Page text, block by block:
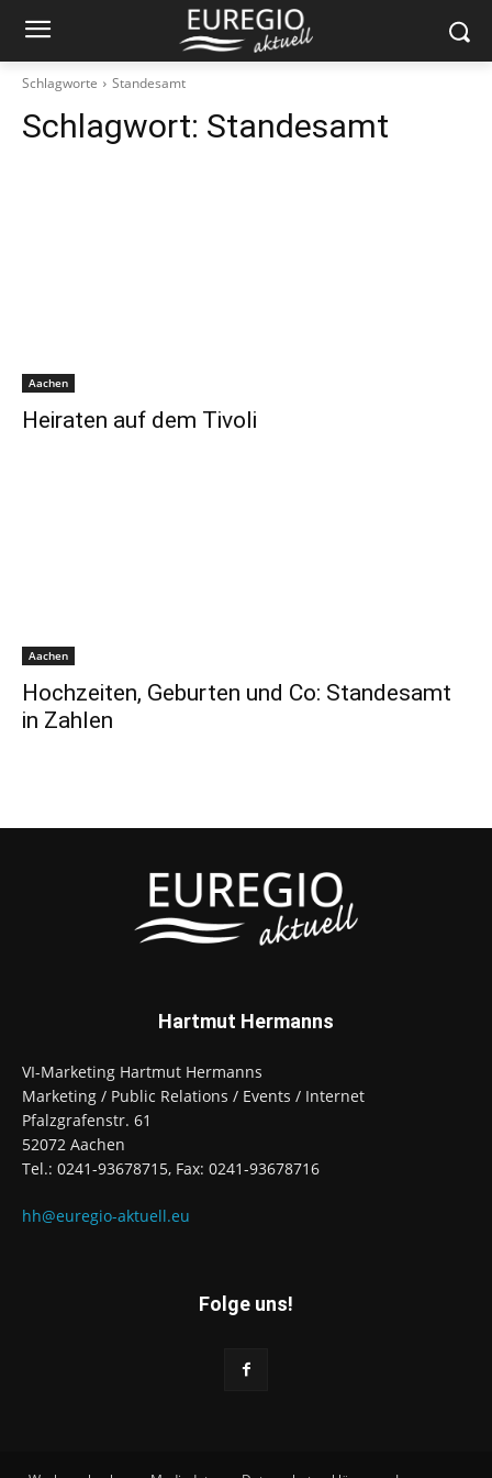
Schlagworte Standesamt
Schlagwort: Standesamt
Aachen
Heiraten auf dem Tivoli
Aachen
Hochzeiten, Geburten und Co: Standesamt
in Zahlen
Hartmut Hermanns
VI-Marketing Hartmut Hermanns
Marketing / Public Relations / Events / Internet
Pfalzgrafenstr. 61
52072 Aachen
Tel.: 0241-93678715, Fax: 0241-93678716
hh@euregio-aktuell.eu
Folge uns!